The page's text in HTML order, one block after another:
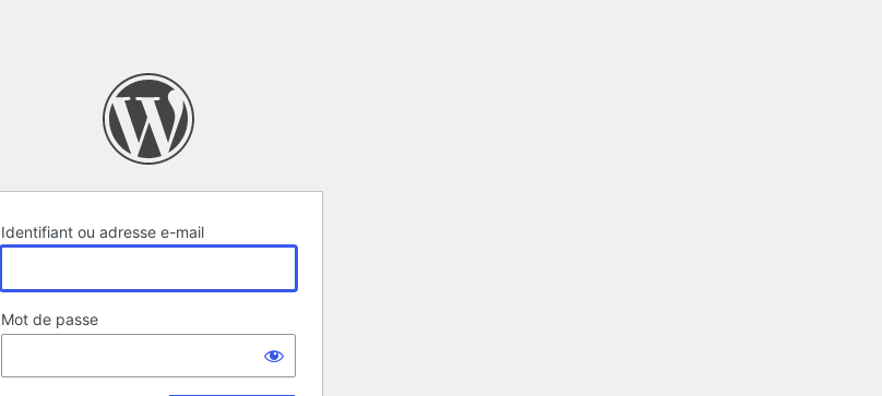
Identifiant ou adresse e-mail
Mot de passe